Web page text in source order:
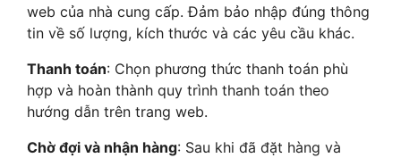
web của nhà cung cấp. Đảm bảo nhập đúng thông
tin về số lượng, kích thước và các yêu cầu khác.
Thanh toán: Chọn phương thức thanh toán phù
hợp và hoàn thành quy trình thanh toán theo
hướng dẫn trên trang web.
Chờ đợi và nhận hàng: Sau khi đã đặt hàng và